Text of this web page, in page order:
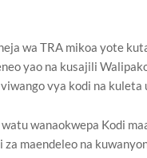
wa TRA mikoa yote
yao na kusajili
vya kodi na
wanaokwepa Kodi
maendeleo na